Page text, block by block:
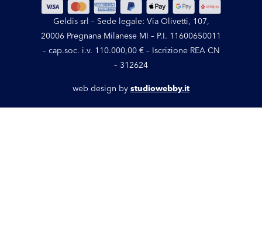
Geldis srl – Sede legale: Via Olivetti, 107,
20006 Pregnana Milanese MI – P.I. 11600650011
– cap.soc. i.v. 110.000,00 € – Iscrizione REA CN
– 312624
web design by studiowebby.it